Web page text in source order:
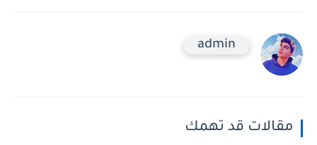
admin
مقالات قد تهمك